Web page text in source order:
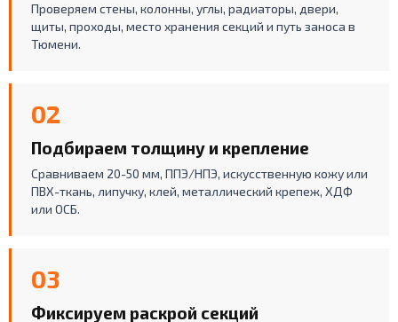
Проверяем стены, колонны, углы, радиаторы, двери,
щиты, проходы, место хранения секций и путь заноса в
Тюмени.
02
Подбираем толщину и крепление
Сравниваем 20-50 мм, ППЭ/НПЭ, искусственную кожу или
ПВХ-ткань, липучку, клей, металлический крепеж, ХДФ
или ОСБ.
03
Фиксируем раскрой секций